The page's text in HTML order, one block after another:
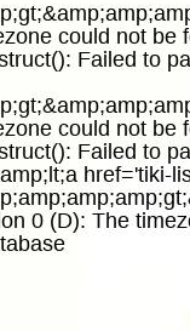
could not be
Failed to
could not be
Failed to
href='tiki-
0 (D): The